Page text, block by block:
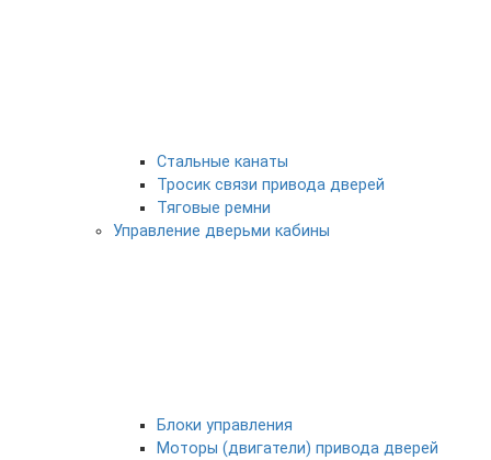
Стальные канаты
Тросик связи привода дверей
Тяговые ремни
Управление дверьми кабины
Блоки управления
Моторы (двигатели) привода дверей